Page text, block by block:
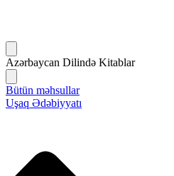
Azərbaycan Dilində Kitablar
Bütün məhsullar
Uşaq Ədəbiyyatı